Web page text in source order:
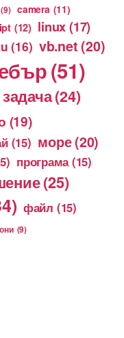
(9) camera (11)
(12) linux(17)
(16) vb.net(20)
(51)
задача(24)
(19)
(15) море(20)
програма (15)
(25)
файл (15)
(9)